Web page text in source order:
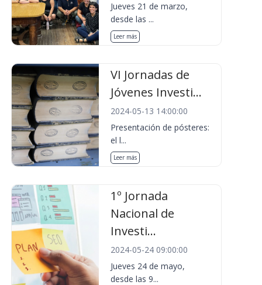
Jueves 21 de marzo,
desde las ...
Leer más
VI Jornadas de
Jóvenes Investi...
2024-05-13 14:00:00
Presentación de pósteres:
el l...
Leer más
1º Jornada
Nacional de
Investi...
2024-05-24 09:00:00
Jueves 24 de mayo,
desde las 9...